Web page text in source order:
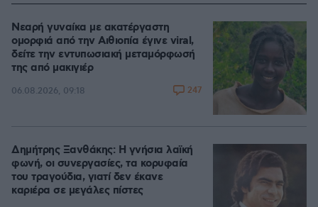
Νεαρή γυναίκα με ακατέργαστη
ομορφιά από την Αιθιοπία έγινε viral,
δείτε την εντυπωσιακή μεταμόρφωσή
της από μακιγιέρ
06.08.2026, 09:18 247
Δημήτρης Ξανθάκης: Η γνήσια λαϊκή
φωνή, οι συνεργασίες, τα κορυφαία
του τραγούδια, γιατί δεν έκανε
καριέρα σε μεγάλες πίστες